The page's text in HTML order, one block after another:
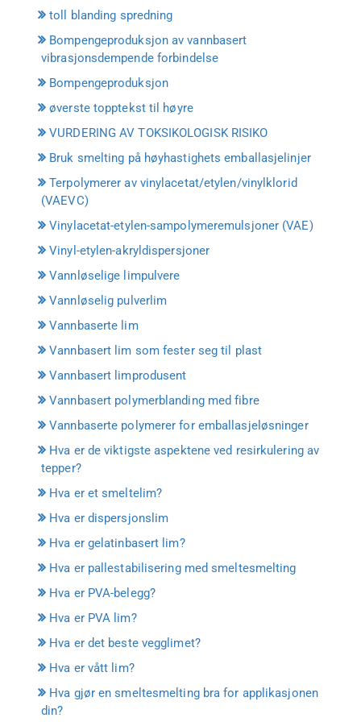
toll blanding spredning
Bompengeproduksjon av vannbasert
vibrasjonsdempende forbindelse
Bompengeproduksjon
øverste topptekst til høyre
VURDERING AV TOKSIKOLOGISK RISIKO
Bruk smelting på høyhastighets emballasjelinjer
Terpolymerer av vinylacetat/etylen/vinylklorid
(VAEVC)
Vinylacetat-etylen-sampolymeremulsjoner (VAE)
Vinyl-etylen-akryldispersjoner
Vannløselige limpulvere
Vannløselig pulverlim
Vannbaserte lim
Vannbasert lim som fester seg til plast
Vannbasert limprodusent
Vannbasert polymerblanding med fibre
Vannbaserte polymerer for emballasjeløsninger
Hva er de viktigste aspektene ved resirkulering av
tepper?
Hva er et smeltelim?
Hva er dispersjonslim
Hva er gelatinbasert lim?
Hva er pallestabilisering med smeltesmelting
Hva er PVA-belegg?
Hva er PVA lim?
Hva er det beste vegglimet?
Hva er vått lim?
Hva gjør en smeltesmelting bra for applikasjonen
din?